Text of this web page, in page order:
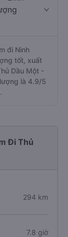
đi Ninh
tốt, xuất
Dầu Một -
là 4.9/5
Đi Thủ
294 km
7.8 giờ